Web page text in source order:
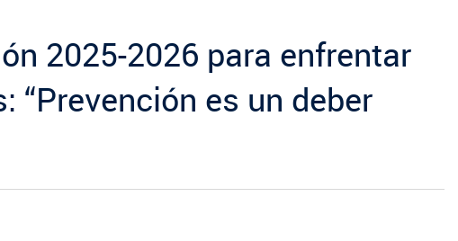
Maule
Ñuble
Biobío
Magallanes
VIDEOS PODCAST
2025-2026 para enfrentar
“Prevención es un deber